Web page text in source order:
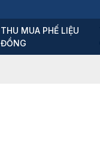
THU MUA PHẾ LIỆU
ĐỒNG